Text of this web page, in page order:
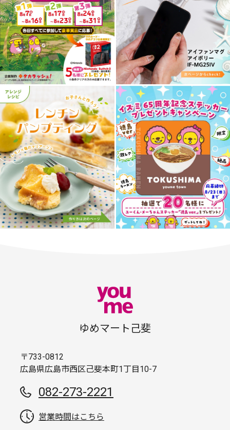
ゆめマート己斐
〒733-0812
広島県広島市西区己斐本町1丁目10-7
082-273-2221
営業時間はこちら